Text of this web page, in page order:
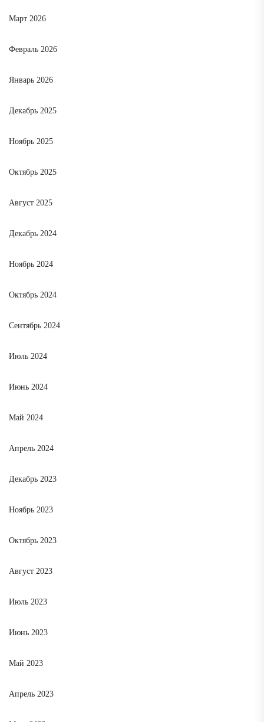
Март 2026
Февраль 2026
Январь 2026
Декабрь 2025
Ноябрь 2025
Октябрь 2025
Август 2025
Декабрь 2024
Ноябрь 2024
Октябрь 2024
Сентябрь 2024
Июль 2024
Июнь 2024
Май 2024
Апрель 2024
Декабрь 2023
Ноябрь 2023
Октябрь 2023
Август 2023
Июль 2023
Июнь 2023
Май 2023
Апрель 2023